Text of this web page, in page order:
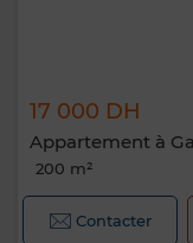
17 000 DH
Appartement à
200 m²
Contacter